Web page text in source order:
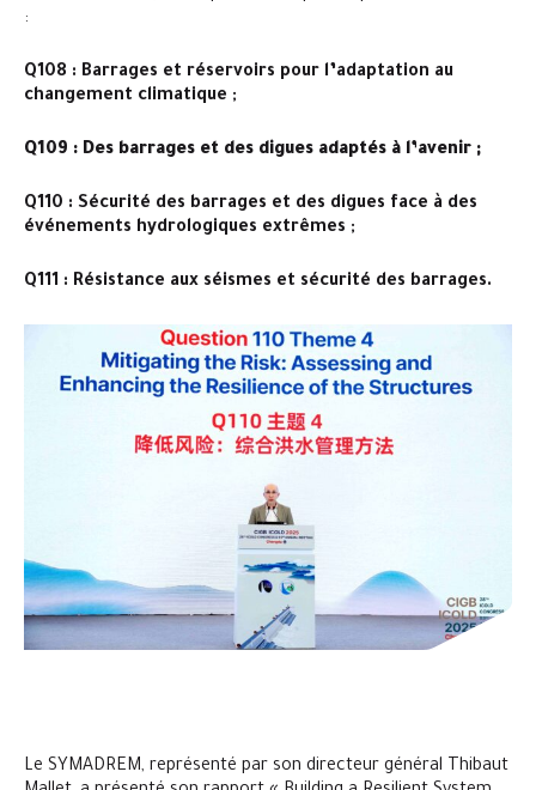
:
Q108 : Barrages et réservoirs pour l’adaptation au
changement climatique ;
Q109 : Des barrages et des digues adaptés à l’avenir ;
Q110 : Sécurité des barrages et des digues face à des
événements hydrologiques extrêmes ;
Q111 : Résistance aux séismes et sécurité des barrages.
Le SYMADREM, représenté par son directeur général Thibaut